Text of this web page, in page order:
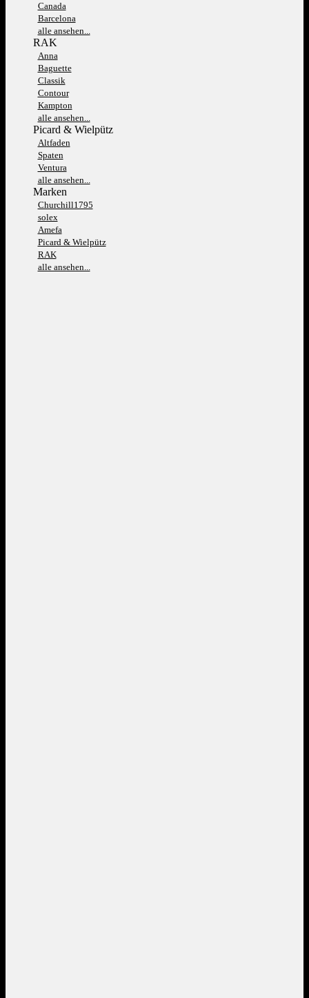
Canada
Barcelona
alle ansehen...
RAK
Anna
Baguette
Classik
Contour
Kampton
alle ansehen...
Picard & Wielpütz
Altfaden
Spaten
Ventura
alle ansehen...
Marken
Churchill1795
solex
Amefa
Picard & Wielpütz
RAK
alle ansehen...